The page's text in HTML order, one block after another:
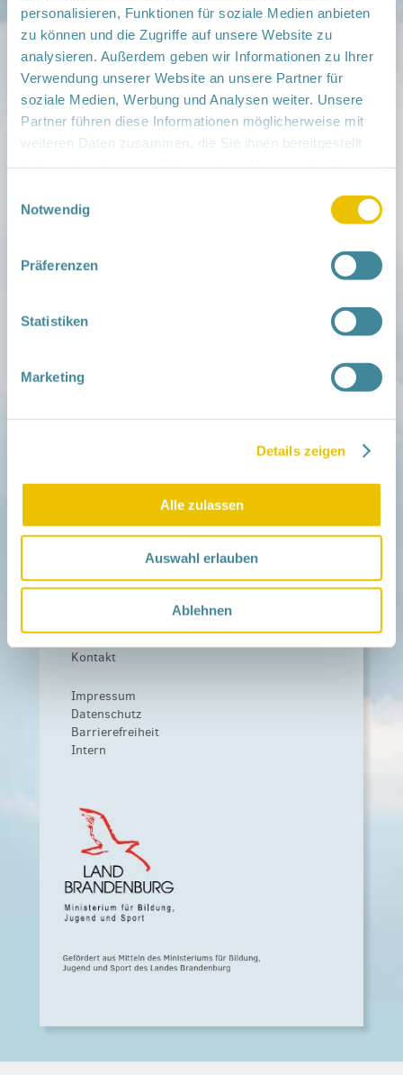
personalisieren, Funktionen für soziale Medien anbieten
zu können und die Zugriffe auf unsere Website zu
analysieren. Außerdem geben wir Informationen zu Ihrer
Verwendung unserer Website an unsere Partner für
soziale Medien, Werbung und Analysen weiter. Unsere
Partner führen diese Informationen möglicherweise mit
weiteren Daten zusammen, die Sie ihnen bereitgestellt
Notwendig
Präferenzen
Statistiken
Marketing
Details zeigen
Alle zulassen
Auswahl erlauben
Ablehnen
Infos für Familien
Zu deiner Region
Netzwerk-Nachrichten
Netzwerk
Das Familienhandbuch
Träger und Förderer
Kooperationen
Weiteres
Kontakt
Impressum
Datenschutz
Barrierefreiheit
Intern